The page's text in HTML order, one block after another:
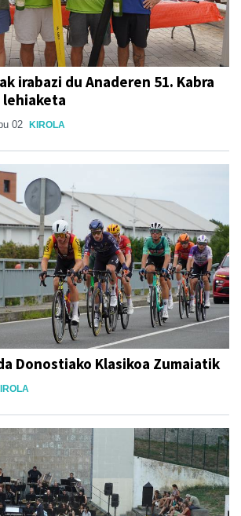
irabazi du Anaderen 51. Kabra
02 KIROLA
Donostiako Klasikoa Zumaiatik